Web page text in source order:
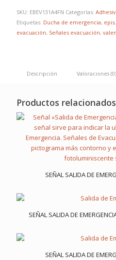
SKU: EBEV131A4FN Categorías:
Etiquetas: Ducha de emergencia, epis,
evacuación, Señales evacuación,
Descripción Valoraciones (0)
Productos relacionados
SEÑAL SALIDA DE
SEÑAL SALIDA DE
SEÑAL SALIDA DE